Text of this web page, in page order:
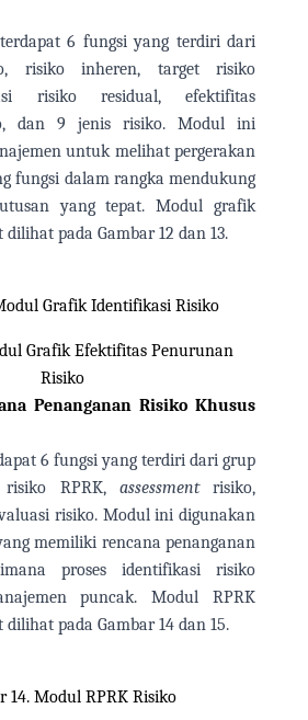
6 fungsi yang terdiri dari
risiko inheren, target risiko
risiko residual, efektifitas
dan 9 jenis risiko. Modul ini
untuk melihat pergerakan
fungsi dalam rangka mendukung
yang tepat. Modul grafik
pada Gambar 12 dan 13.
Grafik Identifikasi Risiko
Grafik Efektifitas Penurunan
Risiko
Penanganan Risiko Khusus
6 fungsi yang terdiri dari grup
risiko RPRK, assessmentrisiko,
risiko. Modul ini digunakan
memiliki rencana penanganan
proses identifikasi risiko
puncak.Modul RPRK
pada Gambar 14 dan 15.
14. Modul RPRK Risiko